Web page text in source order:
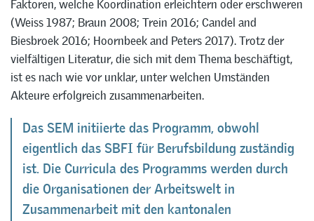
Faktoren, welche Koordination erleichtern oder erschweren
(Weiss 1987; Braun 2008; Trein 2016; Candel and
Biesbroek 2016; Hoornbeek and Peters 2017). Trotz der
vielfältigen Literatur, die sich mit dem Thema beschäftigt,
ist es nach wie vor unklar, unter welchen Umständen
Akteure erfolgreich zusammenarbeiten.
Das SEM initiierte das Programm, obwohl
eigentlich das SBFI für Berufsbildung zuständig
ist. Die Curricula des Programms werden durch
die Organisationen der Arbeitswelt in
Zusammenarbeit mit den kantonalen